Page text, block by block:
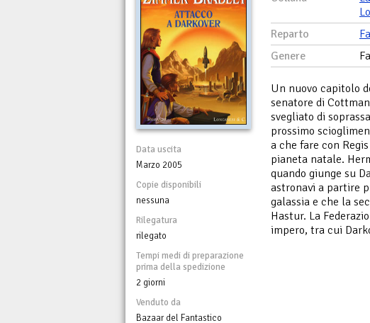
Data uscita
Marzo 2005
Copie disponibili
nessuna
Rilegatura
rilegato
Tempi medi di preparazione
prima della spedizione
2 giorni
Venduto da
Bazaar del Fantastico
Reparto
Genere
Un nuovo capitolo
senatore di
svegliato di
prossimo
a che fare con
pianeta natale.
quando giunge su
astronavi a partire
galassia e che la
Hastur. La
impero, tra cui